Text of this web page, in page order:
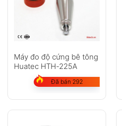
Máy đo độ cứng bê tông
Huatec HTH-225A
Đã bán 292